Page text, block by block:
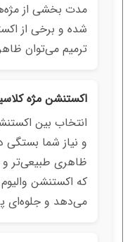
مدت بخشی از
شده و برخی از
ترمیم می‌توان
اکستنشن مژه
انتخاب بین
و نیاز شما
ظاهری طبیعی‌تر و
که اکستنشن
می‌دهد و جلوه‌ای